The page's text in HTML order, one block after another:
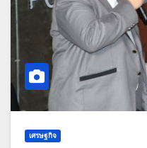
เศรษฐกิจ